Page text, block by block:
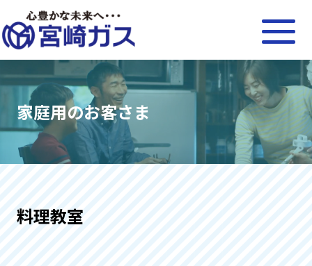
家庭用のお客さま
料理教室